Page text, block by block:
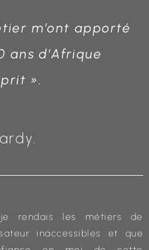
m’ont apporté
ans d’Afrique
».
rendais les métiers de
inaccessibles et que